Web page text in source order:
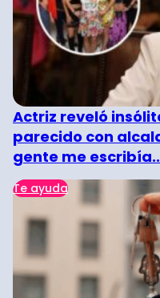
Actriz reveló
parecido con
gente me
Te ayuda